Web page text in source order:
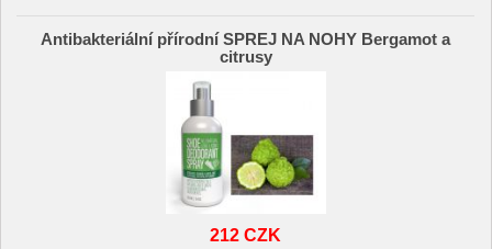
Antibakteriální přírodní SPREJ NA NOHY Bergamot a
citrusy
212 CZK